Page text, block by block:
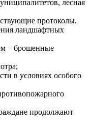
лесная
протоколы.
ландшафтных
– брошенные
в условиях особого
продолжают